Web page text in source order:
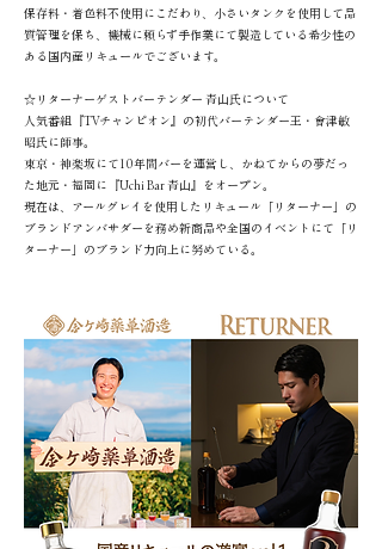
保存料・着色料不使用にこだわり、小さいタンクを使用して品
質管理を保ち、機械に頼らず手作業にて製造している希少性の
ある国内産リキュールでございます。
☆リターナーゲストバーテンダー 青山氏について
人気番組『TVチャンピオン』の初代バーテンダー王・會津敏
昭氏に師事。
東京・神楽坂にて10年間バーを運営し、かねてからの夢だっ
た地元・福岡に『Uchi Bar 青山』をオープン。
現在は、アールグレイを使用したリキュール「リターナー」の
ブランドアンバサダーを務め新商品や全国のイベントにて「リ
ターナー」のブランド力向上に努めている。